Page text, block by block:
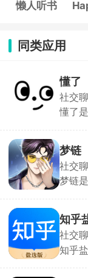
懒人听书
同类应用
懂了
社交
懂了
时候
你的
会记
能看
发起
梦链
社交
梦链
对话
回复
事走
玩出
知乎
社交
知乎